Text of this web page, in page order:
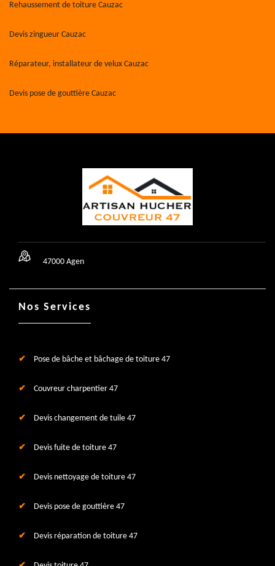
Rehaussement de toiture Cauzac
Devis zingueur Cauzac
Réparateur, installateur de velux Cauzac
Devis pose de gouttière Cauzac
47000 Agen
Nos Services
Pose de bâche et bâchage de toiture 47
Couvreur charpentier 47
Devis changement de tuile 47
Devis fuite de toiture 47
Devis nettoyage de toiture 47
Devis pose de gouttière 47
Devis réparation de toiture 47